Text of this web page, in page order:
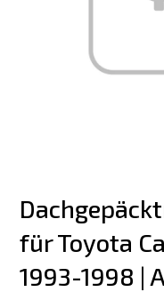
für Toyota
1993-1998 |